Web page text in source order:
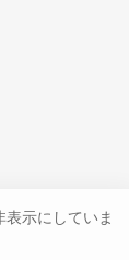
示にしていま